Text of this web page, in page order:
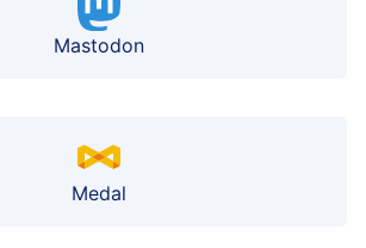
Mastodon
Medal